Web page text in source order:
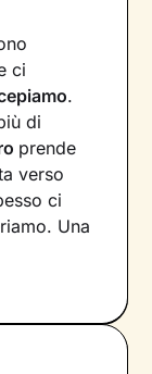
ci
.
di
prende
verso
ci
Una
a una